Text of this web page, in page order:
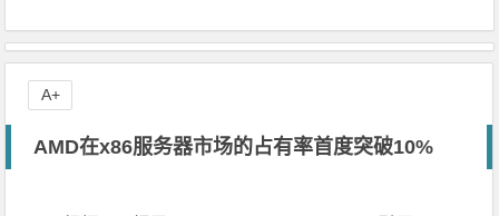
AMD在x86服务器市场的占有率首度突破10%
A+